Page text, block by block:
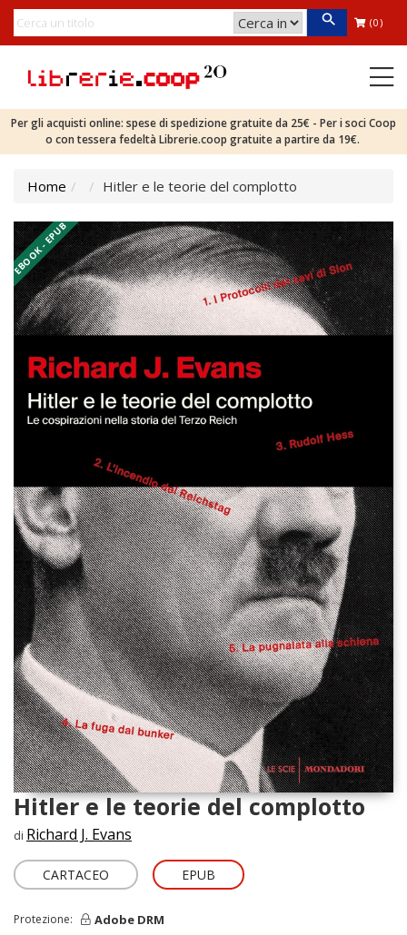
(0)
Per gli acquisti online: spese di spedizione gratuite da 25€ - Per i soci Coop
o con tessera fedeltà Librerie.coop gratuite a partire da 19€.
Home Hitler e le teorie del complotto
EBOOK - EPUB
Hitler e le teorie del complotto
di Richard J. Evans
CARTACEO EPUB
Protezione: Adobe DRM